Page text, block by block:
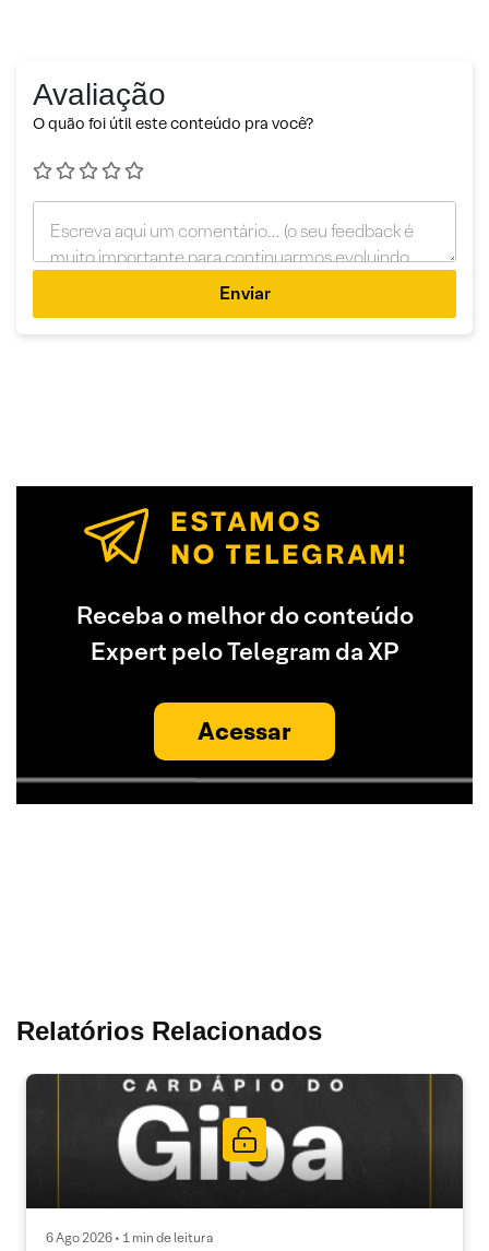
Avaliação
O quão foi útil este conteúdo pra você?
Enviar
Receba o melhor do conteúdo
Expert pelo Telegram da XP
Acessar
Relatórios Relacionados
6 Ago 2026 • 1 min de leitura